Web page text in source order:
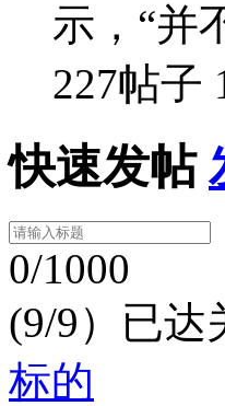
示，“并
227帖子
快速发帖
0/1000
(9/9）已达
标的